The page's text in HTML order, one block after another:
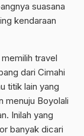
suasana
kendaraan
travel
dari Cimahi
titik lain yang
menuju Boyolali
Inilah yang
banyak dicari